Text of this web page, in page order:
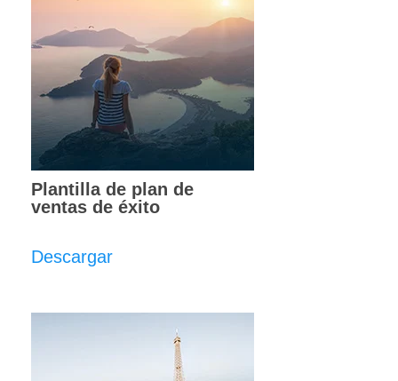
Plantilla de plan de
ventas de éxito
Descargar